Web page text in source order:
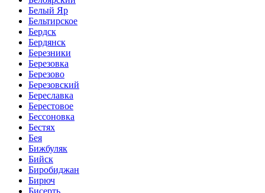
Белый Яр
Бельтирское
Бердск
Бердянск
Березники
Березовка
Березово
Березовский
Береславка
Берестовое
Бессоновка
Бестях
Бея
Бижбуляк
Бийск
Биробиджан
Бирюч
Бисерть